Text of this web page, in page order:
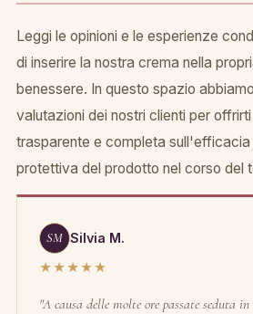
Leggi le opinioni e le esperienze
di inserire la nostra crema nella
benessere. In questo spazio
valutazioni dei nostri clienti per
trasparente e completa
protettiva del prodotto nel corso del
SM Silvia M.
★★★★★
"A causa delle molte ore passate seduta